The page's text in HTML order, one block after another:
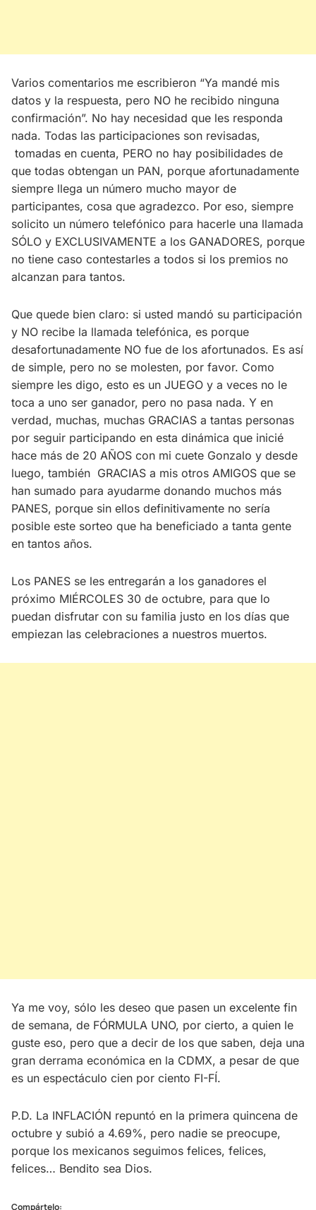
Varios comentarios me escribieron “Ya mandé mis
datos y la respuesta, pero NO he recibido ninguna
confirmación”. No hay necesidad que les responda
nada. Todas las participaciones son revisadas,
tomadas en cuenta, PERO no hay posibilidades de
que todas obtengan un PAN, porque afortunadamente
siempre llega un número mucho mayor de
participantes, cosa que agradezco. Por eso, siempre
solicito un número telefónico para hacerle una llamada
SÓLO y EXCLUSIVAMENTE a los GANADORES, porque
no tiene caso contestarles a todos si los premios no
alcanzan para tantos.
Que quede bien claro: si usted mandó su participación
y NO recibe la llamada telefónica, es porque
desafortunadamente NO fue de los afortunados. Es así
de simple, pero no se molesten, por favor. Como
siempre les digo, esto es un JUEGO y a veces no le
toca a uno ser ganador, pero no pasa nada. Y en
verdad, muchas, muchas GRACIAS a tantas personas
por seguir participando en esta dinámica que inicié
hace más de 20 AÑOS con mi cuete Gonzalo y desde
luego, también GRACIAS a mis otros AMIGOS que se
han sumado para ayudarme donando muchos más
PANES, porque sin ellos definitivamente no sería
posible este sorteo que ha beneficiado a tanta gente
en tantos años.
Los PANES se les entregarán a los ganadores el
próximo MIÉRCOLES 30 de octubre, para que lo
puedan disfrutar con su familia justo en los días que
empiezan las celebraciones a nuestros muertos.
Ya me voy, sólo les deseo que pasen un excelente fin
de semana, de FÓRMULA UNO, por cierto, a quien le
guste eso, pero que a decir de los que saben, deja una
gran derrama económica en la CDMX, a pesar de que
es un espectáculo cien por ciento FI-FÍ.
P.D. La INFLACIÓN repuntó en la primera quincena de
octubre y subió a 4.69%, pero nadie se preocupe,
porque los mexicanos seguimos felices, felices,
felices… Bendito sea Dios.
Compártelo: